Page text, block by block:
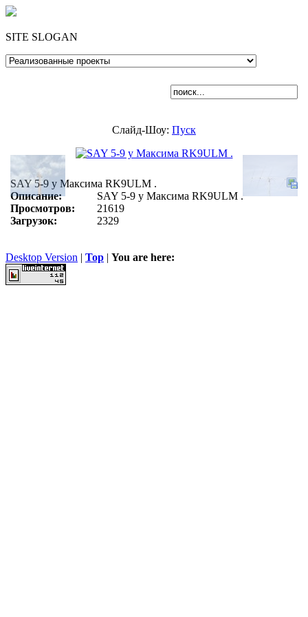
SITE SLOGAN
Слайд-Шоу: Пуск
SAY 5-9 у Максима RK9ULM .
Описание:
SAY 5-9 у Максима RK9ULM .
Просмотров:
21619
Загрузок:
2329
Desktop Version | Top | You are here: